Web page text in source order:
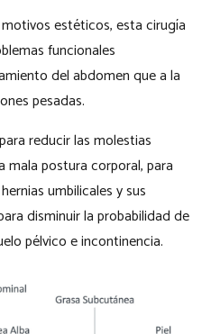
estéticos, esta cirugía
funcionales
del abdomen que a la
pesadas.
reducir las molestias
mala postura corporal, para
umbilicales y sus
disminuir la probabilidad de
pélvico e incontinencia.